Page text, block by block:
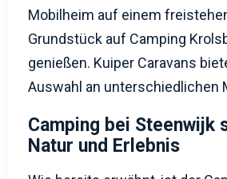
Mobilheim auf einem
Grundstück auf Camping
genießen. Kuiper Caravans
Auswahl an unterschiedlichen
Camping bei Steenwijk
Natur und Erlebnis
Wie bereits erwähnt, ist der